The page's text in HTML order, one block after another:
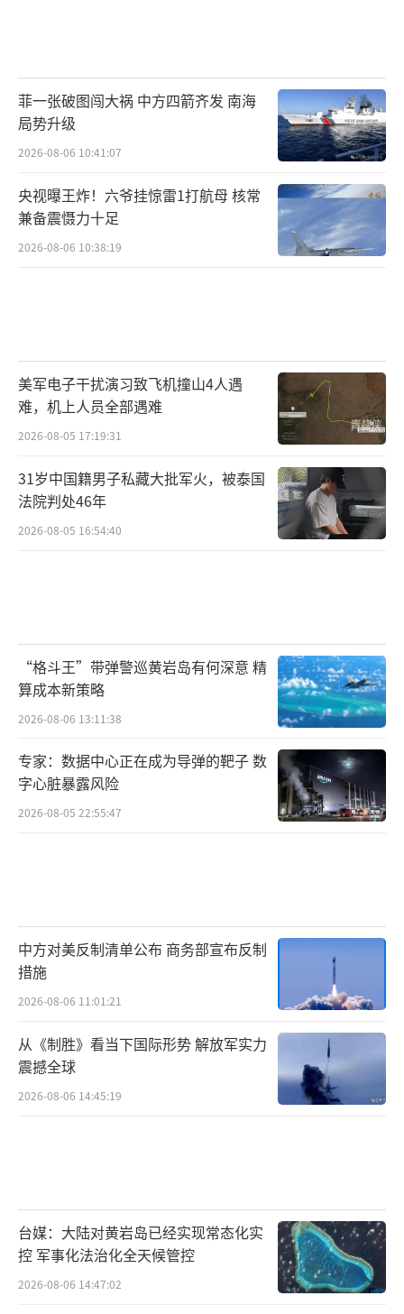
菲一张破图闯大祸 中方四箭齐发 南海
局势升级
2026-08-06 10:41:07
央视曝王炸！六爷挂惊雷1打航母 核常
兼备震慑力十足
2026-08-06 10:38:19
美军电子干扰演习致飞机撞山4人遇
难，机上人员全部遇难
2026-08-05 17:19:31
31岁中国籍男子私藏大批军火，被泰国
法院判处46年
2026-08-05 16:54:40
“格斗王”带弹警巡黄岩岛有何深意 精
算成本新策略
2026-08-06 13:11:38
专家：数据中心正在成为导弹的靶子 数
字心脏暴露风险
2026-08-05 22:55:47
中方对美反制清单公布 商务部宣布反制
措施
2026-08-06 11:01:21
从《制胜》看当下国际形势 解放军实力
震撼全球
2026-08-06 14:45:19
台媒：大陆对黄岩岛已经实现常态化实
控 军事化法治化全天候管控
2026-08-06 14:47:02